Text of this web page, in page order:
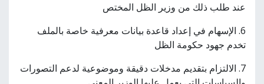
عند طلب ذلك من وزير الظل المختص
6. الإسهام في إعداد قاعدة بيانات معرفية خاصة بالملف
تخدم جهود حكومة الظل
7. الالتزام بتقديم مدخلات دقيقة وموضوعية لدعم التصورات